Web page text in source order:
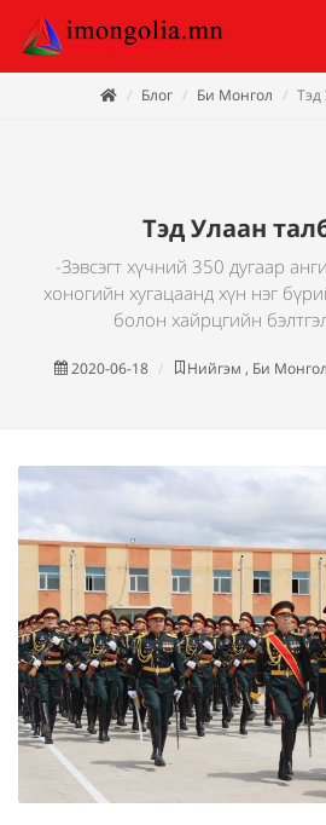
Блог Би Монгол Тэд
Тэд Улаан
-Зэвсэгт хүчний 350 дугаар
хоногийн хугацаанд хүн нэг
болон хайрцгийн
2020-06-18 Нийгэм , Би Монгол